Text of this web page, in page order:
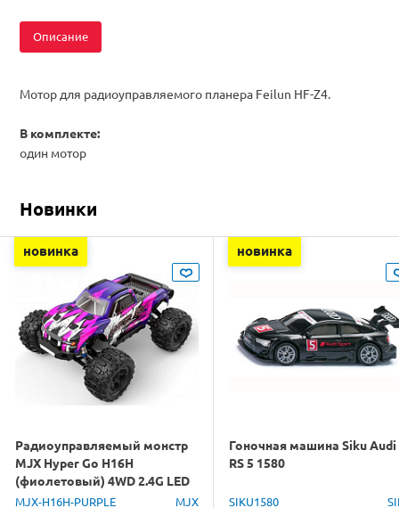
Описание
Мотор для радиоуправляемого планера Feilun HF-Z4.
В комплекте:
один мотор
Новинки
новинка
Радиоуправляемый монстр
MJX Hyper Go H16H
(фиолетовый) 4WD 2.4G LED
GPS 1/16 RTR
MJX-H16H-PURPLE MJX
новинка
Гоночная машина Siku Audi
RS 5 1580
SIKU1580